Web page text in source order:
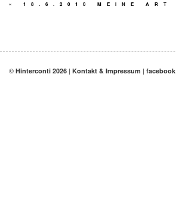
« 18.6.2010 MEINE ART
© Hinterconti 2026 | Kontakt & Impressum | facebook